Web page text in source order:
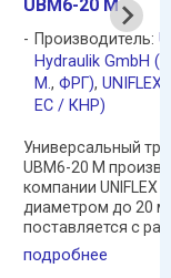
UBM6-20 M
Производитель:
Hydraulik GmbH
ФРГ),UNIFLEX
EC / КНР)
Универсальный
UBM6-20 M
компании UNIFLEX с
диаметром до 20 мм
поставляется с
гибочными роликами.
Встроенный
подробнее